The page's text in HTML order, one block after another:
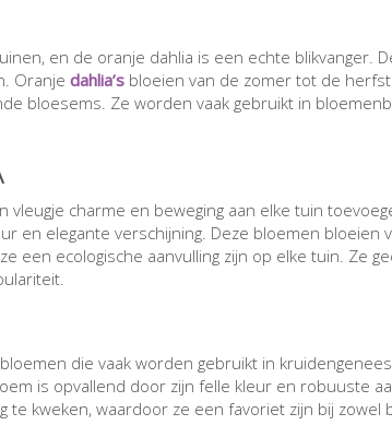
en de oranje dahlia is een echte blikvanger.
Oranje dahlia’s bloeien van de zomer tot de
bloesems. Ze worden vaak gebruikt in
vleugje charme en beweging aan elke tuin
en elegante verschijning. Deze bloemen bloeien
een ecologische aanvulling zijn op elke tuin. Ze
die vaak worden gebruikt in
is opvallend door zijn felle kleur en robuuste
kweken, waardoor ze een favoriet zijn bij zowel